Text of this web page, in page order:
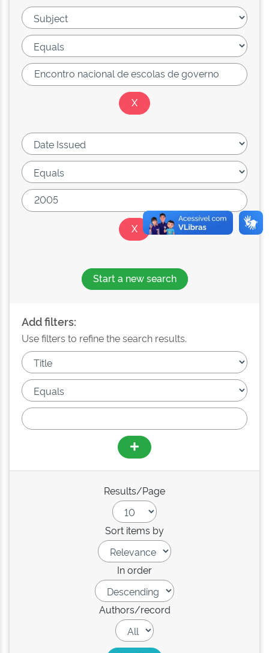
Start a new search
Add filters:
Use filters to refine the search results.
Results/Page
Sort items by
In order
Authors/record